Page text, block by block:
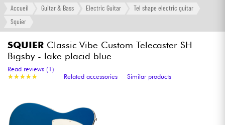
Langue
Amp & Effect
Synths & Samplers
Accueil Guitar & Bass Electric Guitar
Tel shape electric guitar
Squier
SQUIER Classic Vibe Custom Telecaster SH
Bigsby - lake placid blue
★★★★★
★★★★★
Read reviews (1)
Related accessories
Similar products